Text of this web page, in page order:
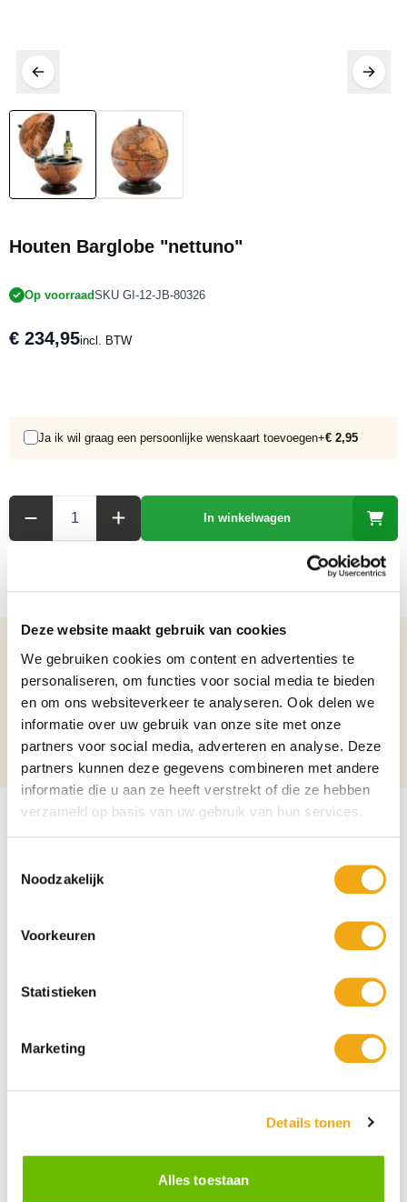
Deze website maakt gebruik van cookies
We gebruiken cookies om content en advertenties te
personaliseren, om functies voor social media te bieden
en om ons websiteverkeer te analyseren. Ook delen we
informatie over uw gebruik van onze site met onze
partners voor social media, adverteren en analyse. Deze
partners kunnen deze gegevens combineren met andere
informatie die u aan ze heeft verstrekt of die ze hebben
verzameld op basis van uw gebruik van hun services.
Noodzakelijk
Voorkeuren
Statistieken
Marketing
Details tonen
Alles toestaan
Houten Barglobe "nettuno"
Op voorraadSKU GI-12-JB-80326
€ 234,95incl. BTW
Ja ik wil graag een persoonlijke wenskaart toevoegen+€ 2,95
In winkelwagen
Details over het product
Houten Barglobe "nettuno"
Diameter: 40 cm
Maandag t/m vrijdag van 09.00 tot 16.00 staat onze